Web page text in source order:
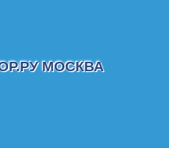
МОСКВА